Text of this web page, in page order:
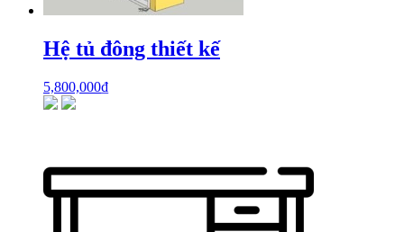
Hệ tủ đông thiết kế
5,800,000₫